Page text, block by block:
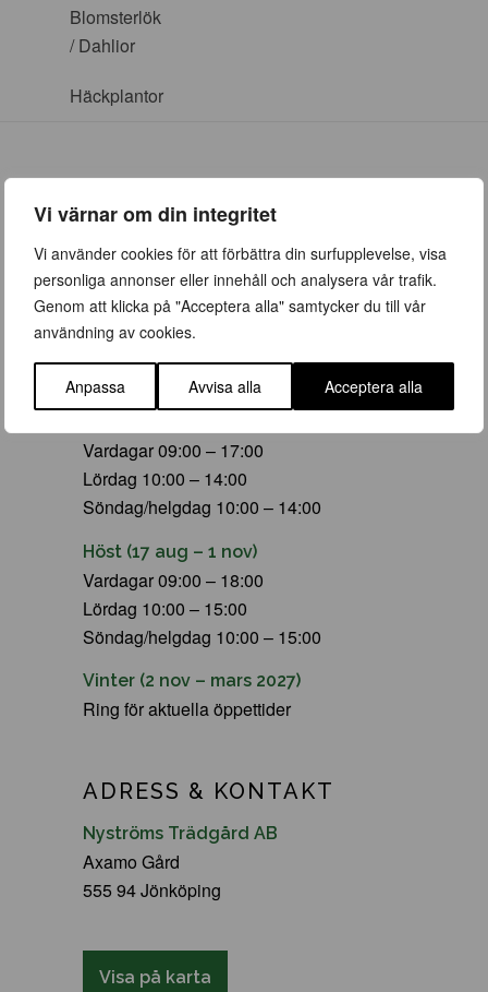
Vi värnar om din integritet
Vi använder cookies för att förbättra din surfupplevelse, visa
personliga annonser eller innehåll och analysera vår trafik.
Genom att klicka på "Acceptera alla" samtycker du till vår
användning av cookies.
Anpassa Avvisa alla Acceptera alla
Blomsterlök
/ Dahlior
Häckplantor
ÖPPETTIDER
Vår (23 mars – 28 juni)
Vardagar 09:00 – 19:00
Lördag 10:00 – 16:00
Söndag/helgdag 10:00 – 16:00
Vardagar 09:00 – 17:00
Lördag 10:00 – 14:00
Söndag/helgdag 10:00 – 14:00
Höst (17 aug – 1 nov)
Vardagar 09:00 – 18:00
Lördag 10:00 – 15:00
Söndag/helgdag 10:00 – 15:00
Vinter (2 nov – mars 2027)
Ring för aktuella öppettider
ADRESS & KONTAKT
Nyströms Trädgård AB
Axamo Gård
555 94 Jönköping
Visa på karta